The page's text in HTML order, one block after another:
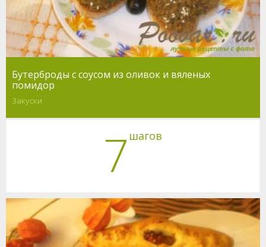
Бутерброды с соусом из оливок и вяленых
помидор
Закуски
7 шагов